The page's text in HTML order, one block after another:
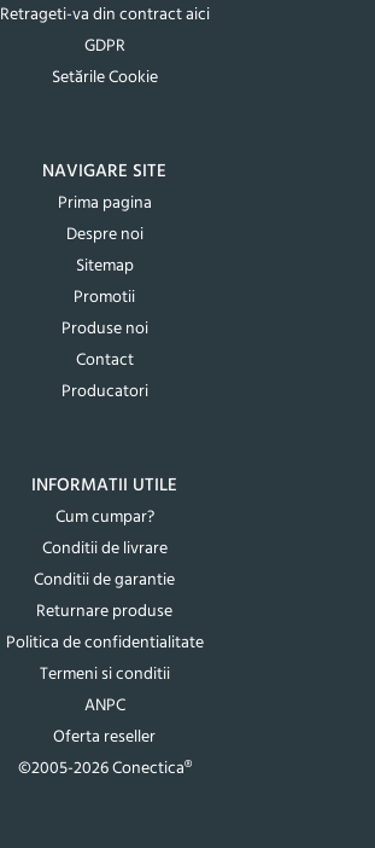
Retrageti-va din contract aici
GDPR
Setările Cookie
NAVIGARE SITE
Prima pagina
Despre noi
Sitemap
Promotii
Produse noi
Contact
Producatori
INFORMATII UTILE
Cum cumpar?
Conditii de livrare
Conditii de garantie
Returnare produse
Politica de confidentialitate
Termeni si conditii
ANPC
Oferta reseller
©2005-2026 Conectica®